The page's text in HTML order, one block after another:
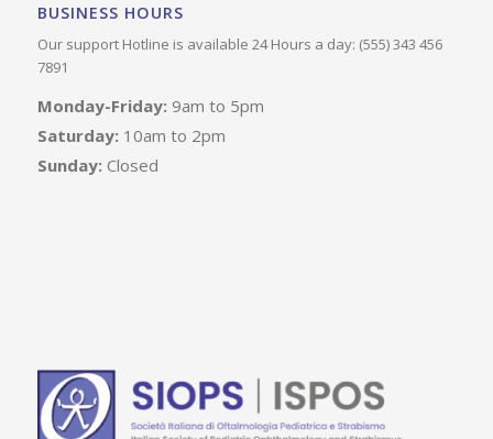
BUSINESS HOURS
Our support Hotline is available 24 Hours a day: (555) 343 456
7891
Monday-Friday: 9am to 5pm
Saturday: 10am to 2pm
Sunday: Closed